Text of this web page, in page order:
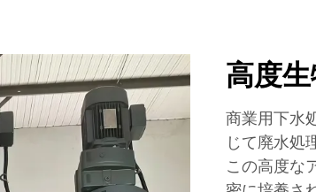
高度
商業用下水
じて廃水処
この高度な